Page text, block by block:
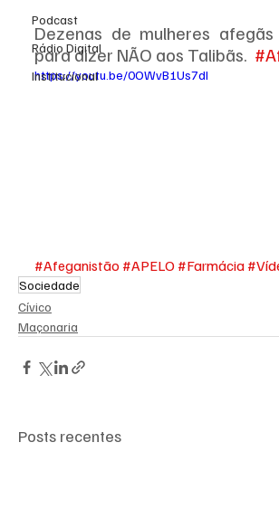
Podcast
Rádio Digital
Institucional
Dezenas de mulheres
para dizer NÃO aos Talibãs.
https://youtu.be/0OWvB1Us7dI
#Afeganistão #APELO #Farmácia
Sociedade
Cívico
Maçonaria
Posts recentes